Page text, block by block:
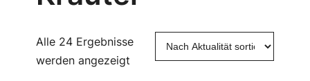
Alle 24 Ergebnisse
werden angezeigt Nach